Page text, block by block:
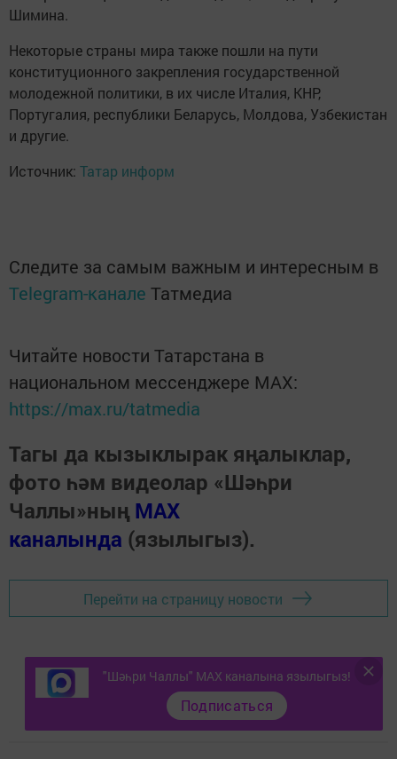
https://max.ru/tatmedia
Тагы да кызыклырак яңалыклар,
фото һәм видеолар «Шәһри
Чаллы»ныңMAX
каналында
НОВОСТИ
МФЦ РТ начинает прием заявлений по
выбору участка для голосования по
Конституции
admin, 5 июнь 2020 - 08:25
Жители республики смогут проголосовать по месту
фактического нахождения.
к Конституции РФ по месту нахождения. Об этом
сообщает пресс-служба МФЦ в РТ.
«Все желающие смогут воспользоваться механизмом
"Шәһри Чаллы" MAX каналына язылыгыз!
Подписаться